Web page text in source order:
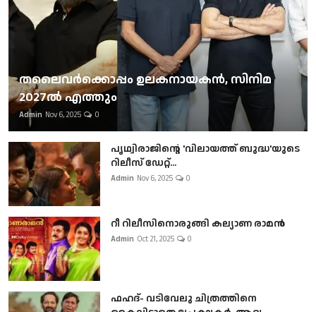
തലൈവര്‍ക്കൊപ്പം ഉലകനായകന്‍, സിനിമ
2027ല്‍ എത്തും
Admin Nov 6, 2025 0
പൃഥ്വിരാജിന്റെ 'വിലായത്ത് ബുദ്ധ'യുടെ
റിലീസ് ഡേറ്റ്...
Admin Nov 6, 2025 0
റീ റിലീസിനൊരുങ്ങി കല്യാണ രാമൻ
Admin Oct 21, 2025 0
ഫഹദ്- വടിവേലു ചിത്രത്തിനെ